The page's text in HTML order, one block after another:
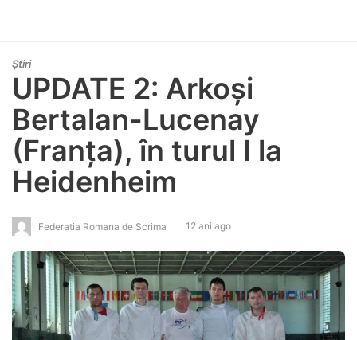
Știri
UPDATE 2: Arkoşi
Bertalan-Lucenay
(Franţa), în turul I la
Heidenheim
Federatia Romana de Scrima 12 ani ago